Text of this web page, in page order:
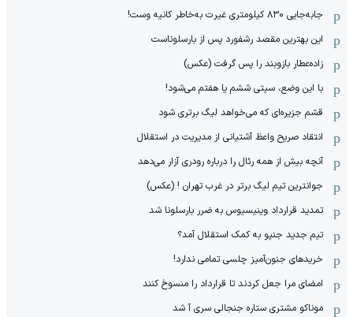
جابه‌جایی ۸۳۰ کیلومتری غیرت به‌خاطر کانیه وست!
این بهترین مقصد رشفورد پس از بارسلوناست
زاده‌عطار بازوبند را پس گرفت (عکس)
با این وضع، سیتی ششم یا هفتم می‌شود!
قشم جزیره‌ای که می‌خواهد لیگ برتری شود
انتقاد صریح واعظ آشتیانی از مدیریت در استقلال
آنچه بیش از همه رئال را درباره رودری آزار می‌دهد
جوانترین تیم لیگ برتر در غرب تهران ! (عکس)
تمدید قرارداد وینیسیوس به ضرر بارسلونا شد
تیم جدید جنپو به کمک استقلال آمد؟
خریدهای جنون‌آمیز چلسی تمامی ندارد!
امضای مرا جعل کردند تا قرارداد را منسوخ کنند
موناکو مشتری ستاره جنجالی سری آ شد